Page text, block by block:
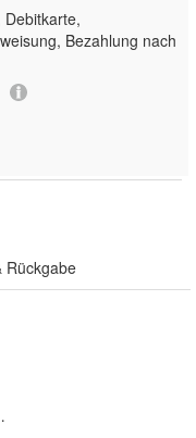
Bezahlung nach
Rückgabe
6 Stck.